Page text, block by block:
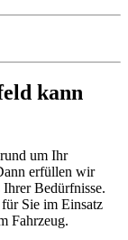
kann
um Ihr
erfüllen wir
Bedürfnisse.
Sie im Einsatz
Fahrzeug.